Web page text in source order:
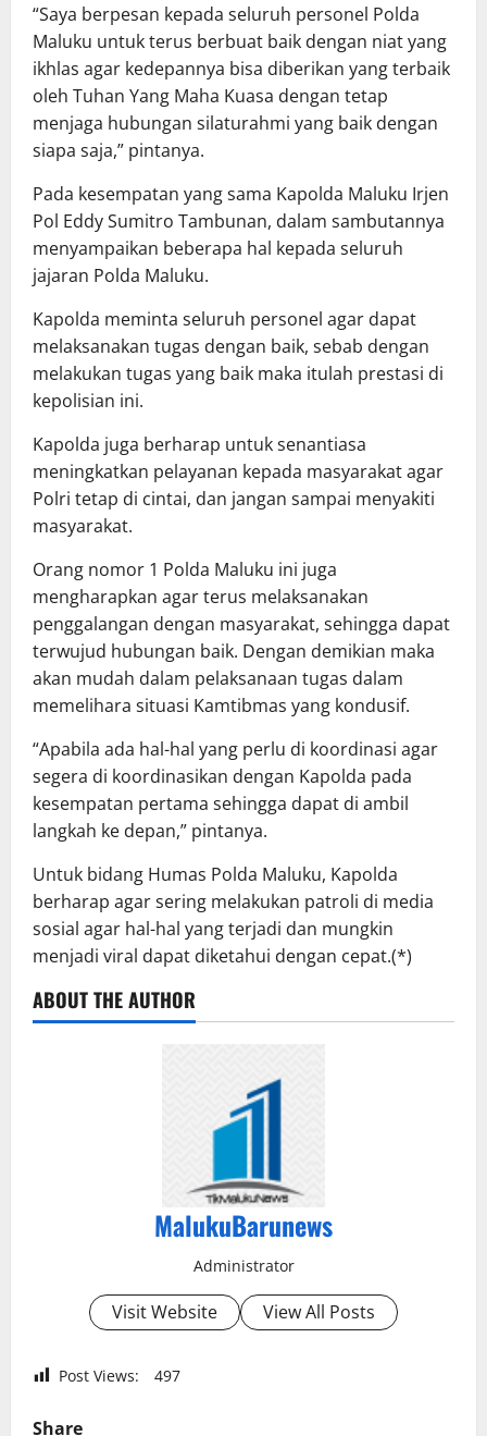
“Saya berpesan kepada seluruh personel Polda
Maluku untuk terus berbuat baik dengan niat yang
ikhlas agar kedepannya bisa diberikan yang terbaik
oleh Tuhan Yang Maha Kuasa dengan tetap
menjaga hubungan silaturahmi yang baik dengan
siapa saja,” pintanya.
Pada kesempatan yang sama Kapolda Maluku Irjen
Pol Eddy Sumitro Tambunan, dalam sambutannya
menyampaikan beberapa hal kepada seluruh
jajaran Polda Maluku.
Kapolda meminta seluruh personel agar dapat
melaksanakan tugas dengan baik, sebab dengan
melakukan tugas yang baik maka itulah prestasi di
kepolisian ini.
Kapolda juga berharap untuk senantiasa
meningkatkan pelayanan kepada masyarakat agar
Polri tetap di cintai, dan jangan sampai menyakiti
masyarakat.
Orang nomor 1 Polda Maluku ini juga
mengharapkan agar terus melaksanakan
penggalangan dengan masyarakat, sehingga dapat
terwujud hubungan baik. Dengan demikian maka
akan mudah dalam pelaksanaan tugas dalam
memelihara situasi Kamtibmas yang kondusif.
“Apabila ada hal-hal yang perlu di koordinasi agar
segera di koordinasikan dengan Kapolda pada
kesempatan pertama sehingga dapat di ambil
langkah ke depan,” pintanya.
Untuk bidang Humas Polda Maluku, Kapolda
berharap agar sering melakukan patroli di media
sosial agar hal-hal yang terjadi dan mungkin
menjadi viral dapat diketahui dengan cepat.(*)
ABOUT THE AUTHOR
MalukuBarunews
Administrator
Visit Website View All Posts
Post Views: 497
Share